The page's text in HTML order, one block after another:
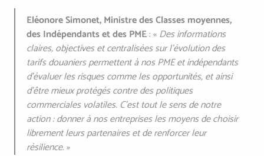
Eléonore Simonet, Ministre des Classes moyennes,
des Indépendants et des PME: «Des informations
claires, objectives et centralisées sur l’évolution des
tarifs douaniers permettent à nos PME et indépendants
d’évaluer les risques comme les opportunités, et ainsi
d’être mieux protégés contre des politiques
commerciales volatiles. C’est tout le sens de notre
action : donner à nos entreprises les moyens de choisir
librement leurs partenaires et de renforcer leur
résilience.»